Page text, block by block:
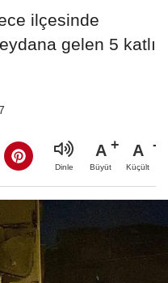
ilçesinde
gelen 5 katlı
Dinle
A
Büyüt
A
Küçült